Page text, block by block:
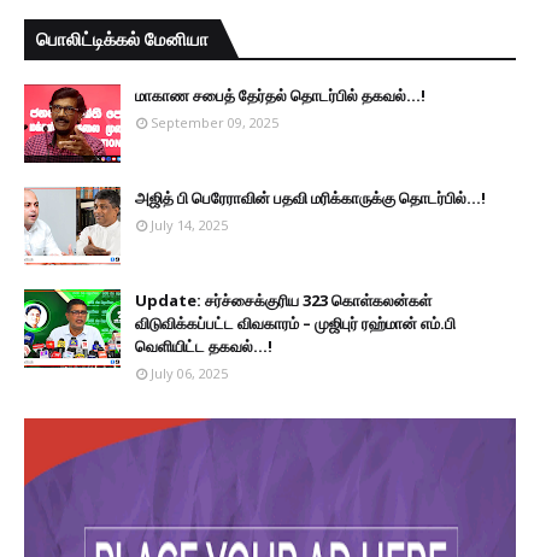
பொலிட்டிக்கல் மேனியா
மாகாண சபைத் தேர்தல் தொடர்பில் தகவல்...!
September 09, 2025
அஜித் பி பெரேராவின் பதவி மரிக்காருக்கு தொடர்பில்...!
July 14, 2025
Update: சர்ச்சைக்குரிய 323 கொள்கலன்கள்
விடுவிக்கப்பட்ட விவகாரம் – முஜிபுர் ரஹ்மான் எம்.பி
வெளியிட்ட தகவல்...!
July 06, 2025